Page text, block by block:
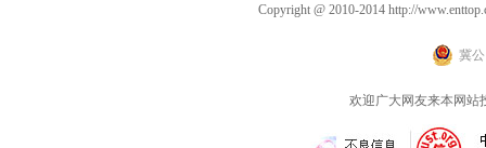
已是极限
Copyright @ 2010-2014 http://
冀公
欢迎广大网友来本网站